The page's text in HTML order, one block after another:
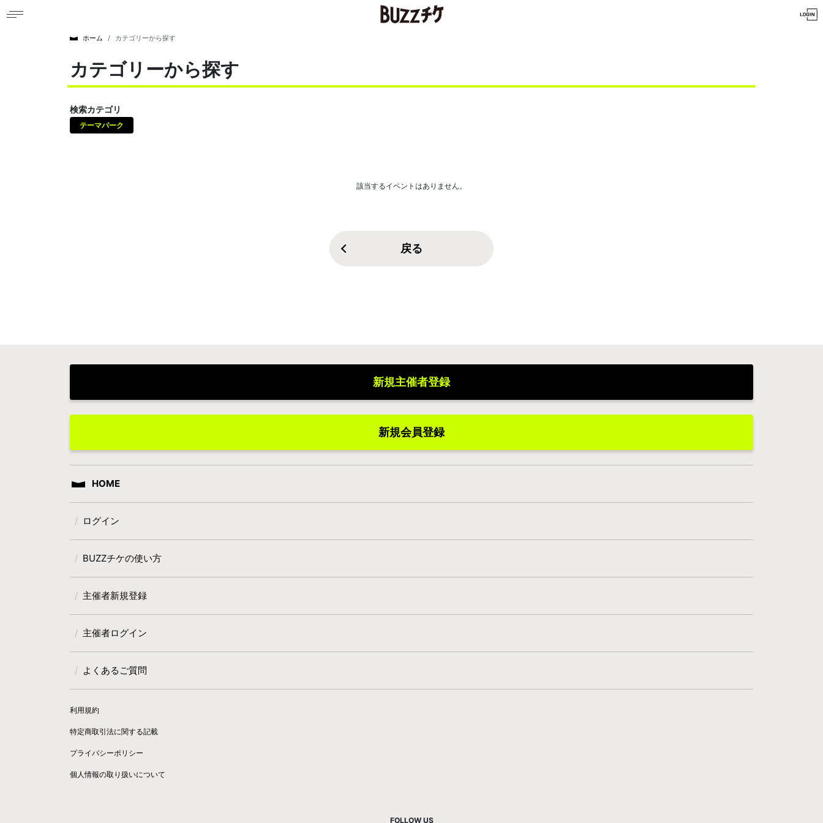
ホーム カテゴリーから探す
カテゴリーから探す
検索カテゴリ
テーマパーク
該当するイベントはありません。
戻る
新規主催者登録
新規会員登録
HOME
ログイン
BUZZチケの使い方
主催者新規登録
主催者ログイン
よくあるご質問
利用規約
特定商取引法に関する記載
プライバシーポリシー
個人情報の取り扱いについて
FOLLOW US